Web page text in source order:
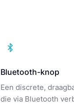
Bluetooth-knop
Een discrete,
die via Bluetooth